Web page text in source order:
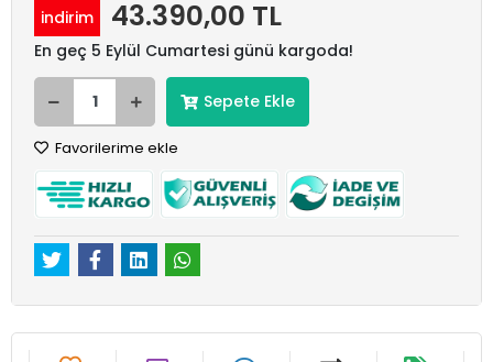
indirim 43.390,00 TL
En geç 5 Eylül Cumartesi günü kargoda!
Sepete Ekle
Favorilerime ekle